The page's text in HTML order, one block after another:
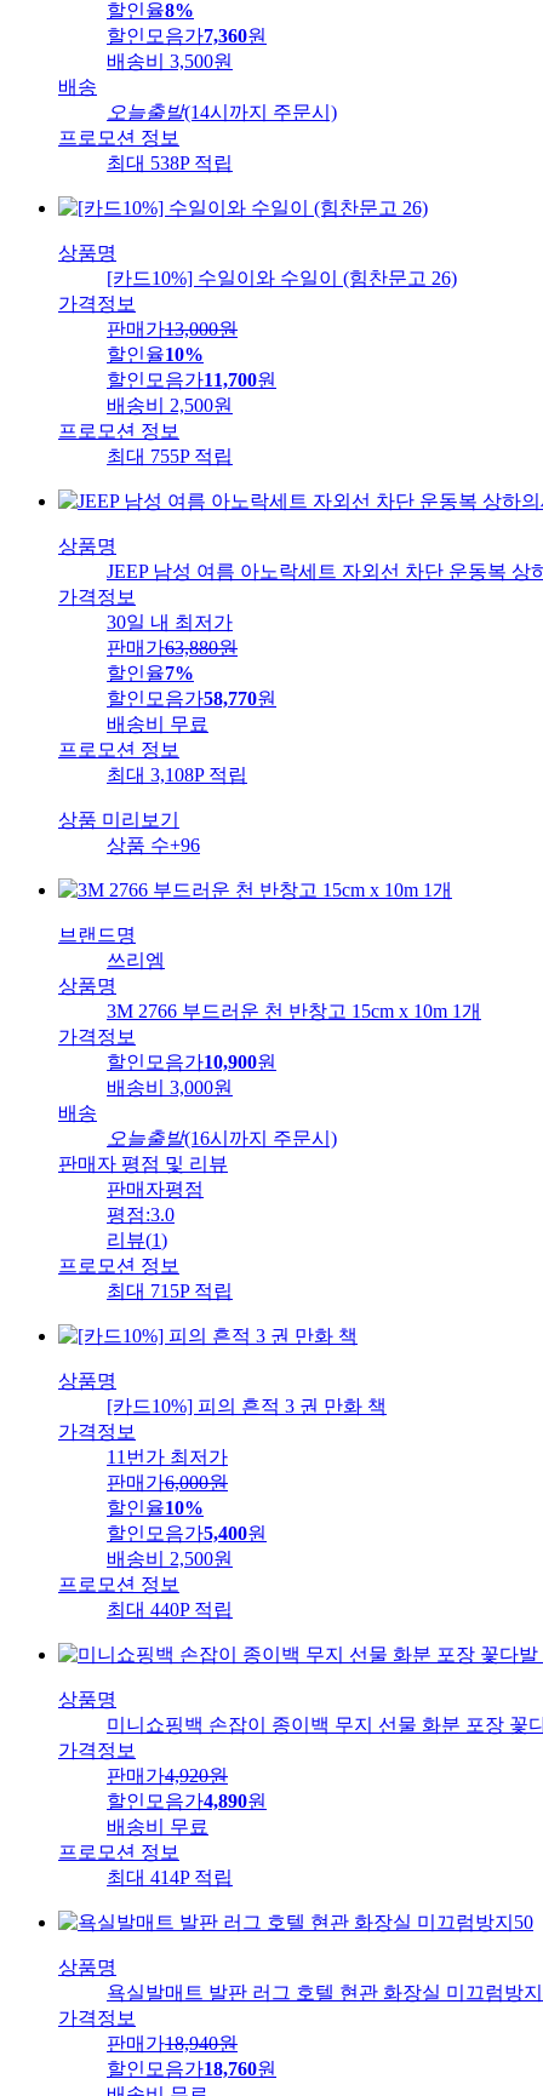
할인율8%
할인모음가7,360원
배송비
3,500원
배송
오늘출발(14시까지 주문시)
프로모션 정보
최대 538P 적립
상품명
[카드10%] 수일이와 수일이 (힘찬문고 26)
가격정보
판매가13,000원
할인율10%
할인모음가11,700원
배송비
2,500원
프로모션 정보
최대 755P 적립
상품명
JEEP 남성 여름 아노락세트 자외선 차단 운동복 상
가격정보
30일 내 최저가
판매가63,880원
할인율7%
할인모음가58,770원
배송비
무료
프로모션 정보
최대 3,108P 적립
상품 미리보기
상품 수+96
브랜드명
쓰리엠
상품명
3M 2766 부드러운 천 반창고 15cm x 10m 1개
가격정보
할인모음가10,900원
배송비
3,000원
배송
오늘출발(16시까지 주문시)
판매자 평점 및 리뷰
판매자평점
평점:3.0
리뷰(1)
프로모션 정보
최대 715P 적립
상품명
[카드10%] 피의 흔적 3 권 만화 책
가격정보
11번가 최저가
판매가6,000원
할인율10%
할인모음가5,400원
배송비
2,500원
프로모션 정보
최대 440P 적립
상품명
미니쇼핑백 손잡이 종이백 무지 선물 화분 포장 꽃
가격정보
판매가4,920원
할인모음가4,890원
배송비
무료
프로모션 정보
최대 414P 적립
상품명
욕실발매트 발판 러그 호텔 현관 화장실 미끄럼방
가격정보
판매가18,940원
할인모음가18,760원